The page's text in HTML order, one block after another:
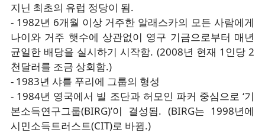
지닌 최초의 유럽 정당이 됨.
- 1982년 6개월 이상 거주한 알래스카의 모든 사람에게
나이와 거주 햇수에 상관없이 영구 기금으로부터 매년
균일한 배당을 실시하기 시작함. (2008년 현재 1인당 2
천달러를 조금 상회함.)
- 1983년 샤를 푸리에 그룹의 형성
- 1984년 영국에서 빌 조단과 허모인 파커 중심으로 ‘기
본소득연구그룹(BIRG)’이 결성됨. (BIRG는 1998년에
시민소득트러스트(CIT)로 바뀜.)